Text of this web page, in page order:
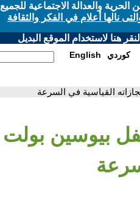
والعدالة الاجتماعية للجميع
نالها أعلام في الفكر والثقافة
هنا لاستخدام الموقع البديل
English كوردي
القياسية في السرعة
بيوسين بولت